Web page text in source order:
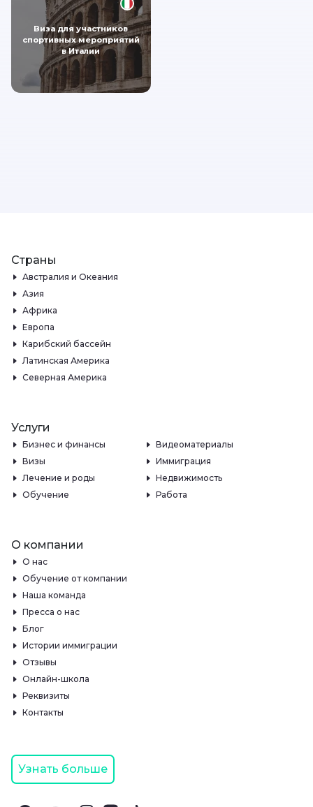
Виза для участников
спортивных мероприятий
в Италии
Страны
Австралия и Океания
Азия
Африка
Европа
Карибский бассейн
Латинская Америка
Северная Америка
Услуги
Бизнес и финансы
Видеоматериалы
Визы
Иммиграция
Лечение и роды
Недвижимость
Обучение
Работа
О компании
О нас
Обучение от компании
Наша команда
Пресса о нас
Блог
Истории иммиграции
Отзывы
Онлайн-школа
Реквизиты
Контакты
Узнать больше